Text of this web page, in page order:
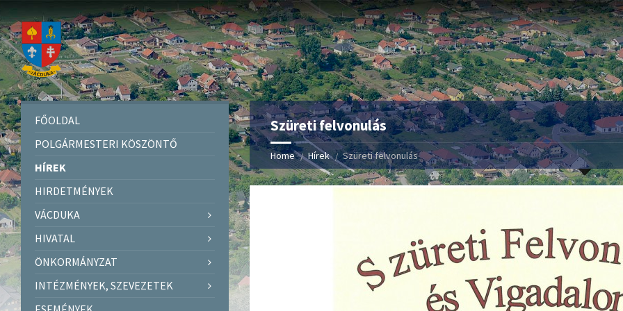
Szüreti felvonulás
Home Hírek Szüreti felvonulás
FŐOLDAL
POLGÁRMESTERI KÖSZÖNTŐ
HÍREK
HIRDETMÉNYEK
VÁCDUKA
HIVATAL
ÖNKORMÁNYZAT
INTÉZMÉNYEK, SZEVEZETEK